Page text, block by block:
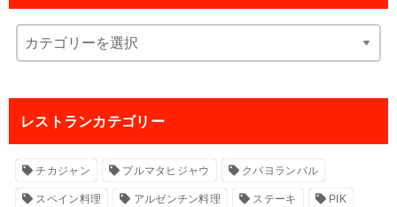
レストランカテゴリー
チカジャン プルマタヒジャウ クバヨランバル
スペイン料理 アルゼンチン料理 ステーキ PIK